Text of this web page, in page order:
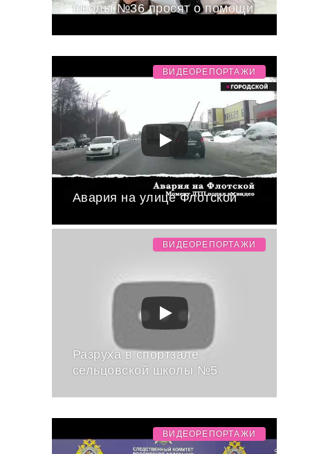
школы №36 просят о помощи
Авария на улице Флотской
ВИДЕОРЕПОРТАЖИ
Разруха в спортзале
сельцовской школы №5
ВИДЕОРЕПОРТАЖИ
ВИДЕОРЕПОРТАЖИ